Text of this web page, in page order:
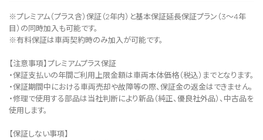
※プレミアム（プラス含）保証（2年内）と基本保証延長保証プラン（3～4年
目）の同時加入も可能です。
※有料保証は⾞両契約時のみ加⼊が可能です。
【注意事項】プレミアムプラス保証
・保証支払いの年間ご利用上限金額は車両本体価格（税込）までとなります。
・保証期間中における車両売却や故障等の際、保証金の返金はできません。
・修理で使用する部品は当社判断により新品（純正、優良社外品）、中古品を
使用します。
【保証しない事項】